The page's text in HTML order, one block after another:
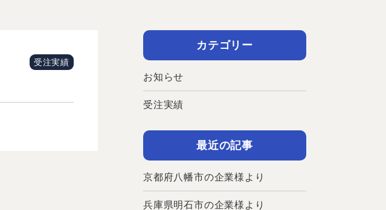
受注実績
カテゴリー
お知らせ
受注実績
最近の記事
京都府八幡市の企業様より
兵庫県明石市の企業様より